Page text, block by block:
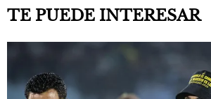
TE PUEDE INTERESAR